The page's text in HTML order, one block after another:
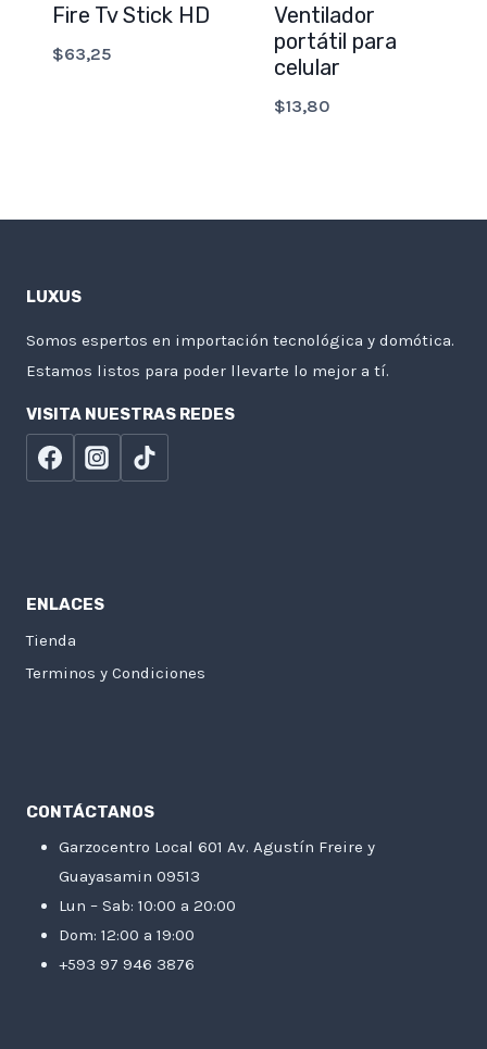
Fire Tv Stick HD
$63,25
Ventilador
portátil para
celular
$13,80
LUXUS
Somos espertos en importación tecnológica y domótica.
Estamos listos para poder llevarte lo mejor a tí.
VISITA NUESTRAS REDES
ENLACES
Tienda
Terminos y Condiciones
CONTÁCTANOS
Garzocentro Local 601 Av. Agustín Freire y
Guayasamin 09513
Lun – Sab: 10:00 a 20:00
Dom: 12:00 a 19:00
+593 97 946 3876